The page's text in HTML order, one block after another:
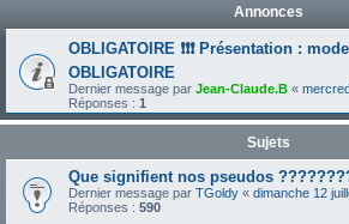
Annonces
OBLIGATOIRE ❗❗❗ Présentation : mode
OBLIGATOIRE
Dernier message par Jean-Claude.B «
Réponses : 1
Sujets
Que signifient nos pseudos
Dernier message par TGoldy « dimanche 12
Réponses : 590